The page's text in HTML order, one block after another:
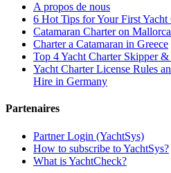
A propos de nous
6 Hot Tips for Your First Yacht
Catamaran Charter on Mallorca
Charter a Catamaran in Greece
Top 4 Yacht Charter Skipper
Yacht Charter License Rules
Hire in Germany
Partenaires
Partner Login (YachtSys)
How to subscribe to YachtSys?
What is YachtCheck?